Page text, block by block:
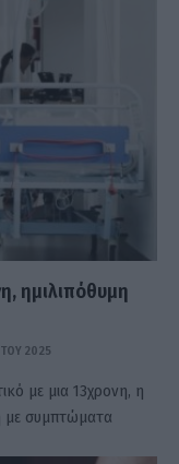
ημιλιπόθυμη
2025
με μια 13χρονη, η
με συμπτώματα